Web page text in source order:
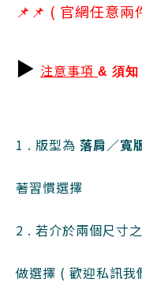
📌 📌 ( 官網任意兩
▶ 注意事項 & 須知
1 . 版型為 落肩／寬
著習慣選擇
2 . 若介於兩個尺寸
做選擇 ( 歡迎私訊我